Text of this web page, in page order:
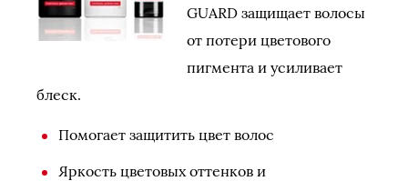
GUARD защищает волосы
от потери цветового
пигмента и усиливает
блеск.
Помогает защитить цвет волос
Яркость цветовых оттенков и